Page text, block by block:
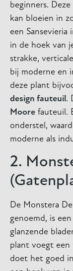
beginners.
kan bloeien in
een
in de hoek van
strakke,
bij moderne en
deze plant
design fauteuil.
Moore fauteuil.
onderstel,
moderne als
2.
De Monstera
genoemd, is
glanzende
plant voegt
doet het goed